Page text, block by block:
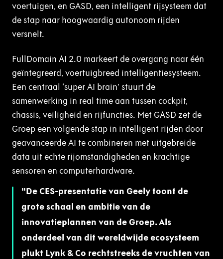
voertuigen, en GASD, een intelligent rijsysteem dat
de stap naar hoogwaardig autonoom rijden
versnelt.
FullDomain AI 2.0 markeert de overgang naar één
geïntegreerd, voertuigbreed intelligentiesysteem.
Een centraal ‘super AI brain’ stuurt de
samenwerking in real time aan tussen cockpit,
chassis, veiligheid en rijfuncties. Met GASD zet de
Groep een volgende stap in intelligent rijden door
geavanceerde AI te combineren met uitgebreide
data uit echte rijomstandigheden en krachtige
sensoren en computerhardware.
De CES-presentatie van Geely toont de
grote schaal en ambitie van de
innovatieplannen van de Groep. Als
onderdeel van dit wereldwijde ecosysteem
plukt Lynk & Co rechtstreeks de vruchten van